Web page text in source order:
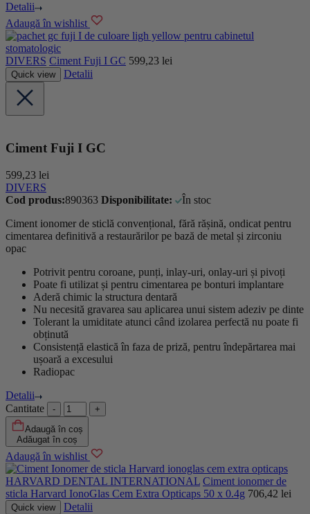
Detalii
Adaugă în wishlist
DIVERS Ciment Fuji I GC 599,23 lei
Quick view Detalii
Ciment Fuji I GC
599,23 lei
DIVERS
Cod produs:890363 Disponibilitate:
În stoc
Ciment ionomer de sticlă convențional, fără rășină, ondicat pentru
cimentarea definitivă a restaurărilor pe bază de metal și zirconiu
opac
Potrivit pentru coroane, punți, inlay-uri, onlay-uri și pivoți
Poate fi utilizat și pentru cimentarea pe bonturi implantare
Aderă chimic la structura dentară
Nu necesită gravarea sau aplicarea unui sistem adeziv pe dinte
Tolerant la umiditate atunci când izolarea perfectă nu poate fi
obținută
Consistență elastică în faza de priză, pentru îndepărtarea mai
ușoară a excesului
Radiopac
Detalii
Cantitate
Adaugă în coș
Adăugat în coș
Adaugă în wishlist
HARVARD DENTAL INTERNATIONAL Ciment ionomer de
sticla Harvard IonoGlas Cem Extra Opticaps 50 x 0.4g 706,42 lei
Quick view Detalii